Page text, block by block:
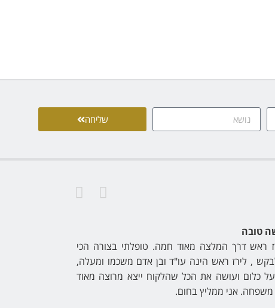
שליחה
ליוותה אותי במשך כחצי
בתדירות גבוהה – בנוסף
הגעתי למשרדה של עו"ד
מקצועית והכי טובה
מקצועית ביותר לא